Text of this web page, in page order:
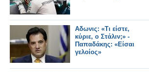
Αδωνις: «Τι είστε,
κύριε, ο Στάλιν;» -
Παπαδάκης: «Είσαι
γελοίος»